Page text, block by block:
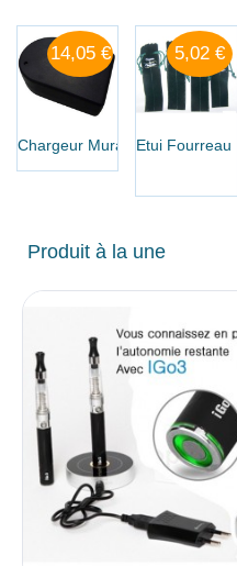
Chargeur Mural Cigarette...
14,05 €
Etui Fourreau
5,02 €
Produit à la une